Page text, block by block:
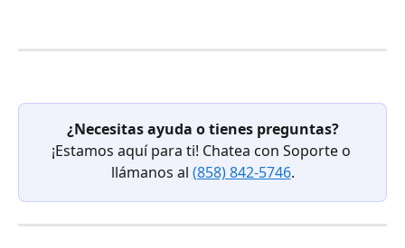
¿Necesitas ayuda o tienes preguntas?
¡Estamos aquí para ti! Chatea con Soporte o
llámanos al (858) 842-5746.